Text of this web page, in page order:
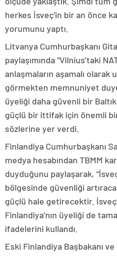
herkes İsveç’in bir an önce
yorumunu yaptı.
Litvanya Cumhurbaşkanı
paylaşımında “Vilnius’taki
anlaşmaların aşamalı
görmekten memnuniyet
üyeliği daha güvenli bir
güçlü bir ittifak için önemli bir
sözlerine yer verdi.
Finlandiya Cumhurbaşkanı
medya hesabından TBMM
duyduğunu paylaşarak,
bölgesinde güvenliği
güçlü hale getirecektir.
Finlandiya’nın üyeliği de
ifadelerini kullandı.
Eski Finlandiya Başbakanı ve